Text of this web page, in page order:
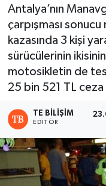
Antalya’nın
çarpışması
kazasında 3 kişi
sürücülerinin
motosikletin de
25 bin 521 TL ceza
TE BILIŞIM
EDITÖR
Tüm Manşetler
Son Dakika
Haber Arşivi